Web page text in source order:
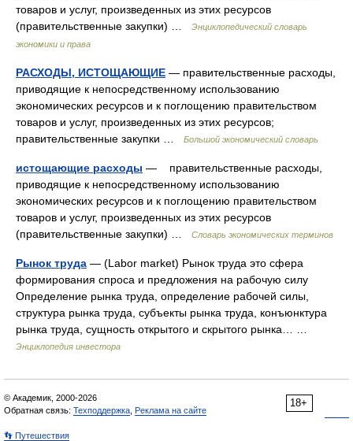
товаров и услуг, произведенных из этих ресурсов
(правительственные закупки) …
Энциклопедический словарь
экономики и права
РАСХОДЫ, ИСТОЩАЮЩИЕ — правительственные расходы,
приводящие к непосредственному использованию
экономических ресурсов и к поглощению правительством
товаров и услуг, произведенных из этих ресурсов;
правительственные закупки …
Большой экономический словарь
истощающие расходы — правительственные расходы,
приводящие к непосредственному использованию
экономических ресурсов и к поглощению правительством
товаров и услуг, произведенных из этих ресурсов
(правительственные закупки) …
Словарь экономических терминов
Рынок труда — (Labor market) Рынок труда это сфера
формирования спроса и предложения на рабочую силу
Определение рынка труда, определение рабочей силы,
структура рынка труда, субъекты рынка труда, конъюнктура
рынка труда, сущность открытого и скрытого рынка… …
Энциклопедия инвестора
18+
© Академик, 2000-2026
Обратная связь: Техподдержка Реклама на сайте
👣 Путешествия